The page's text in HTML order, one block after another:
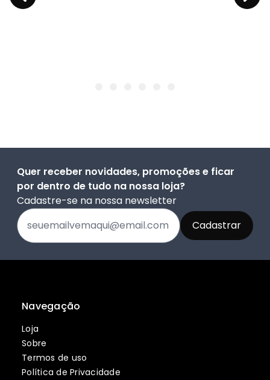
Quer receber novidades, promoções e ficar
por dentro de tudo na nossa loja?
Cadastre-se na nossa newsletter
Navegação
Loja
Sobre
Termos de uso
Política de Privacidade